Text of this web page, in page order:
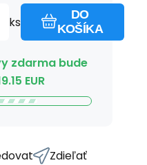
ks
DO
KOŠÍKA
zdarma bude
EUR
Zdieľať